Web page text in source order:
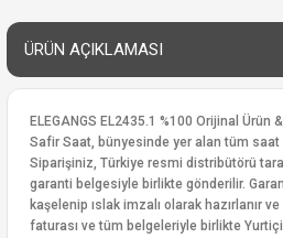
ÜRÜN AÇIKLAMASI
ELEGANGS EL2435.1 %100 Orijinal
Safir Saat, bünyesinde yer alan tüm saat
Siparişiniz, Türkiye resmi distribütörü
garanti belgesiyle birlikte gönderilir.
kaşelenip ıslak imzalı olarak hazırlanır
faturası ve tüm belgeleriyle birlikte